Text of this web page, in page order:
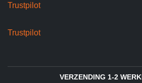
Trustpilot
Trustpilot
VERZENDING 1-2